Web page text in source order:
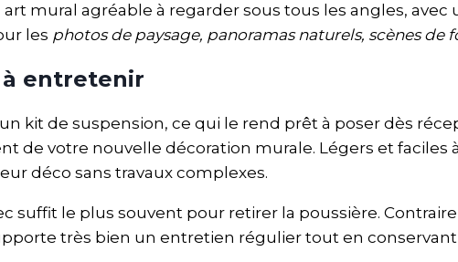
mural agréable à regarder sous tous les angles,
les photos de paysage, panoramas naturels, scènes de
entretenir
kit de suspension, ce qui le rend prêt à poser dès
votre nouvelle décoration murale. Légers et faciles
déco sans travaux complexes.
suffit le plus souvent pour retirer la poussière.
très bien un entretien régulier tout en conservant